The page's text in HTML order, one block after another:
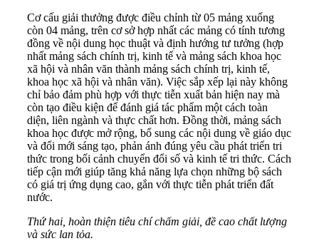
Cơ cấu giải thưởng được điều chỉnh từ 05 mảng xuống
còn 04 mảng, trên cơ sở hợp nhất các mảng có tính tương
đồng về nội dung học thuật và định hướng tư tưởng (hợp
nhất mảng sách chính trị, kinh tế và mảng sách khoa học
xã hội và nhân văn thành mảng sách chính trị, kinh tế,
khoa học xã hội và nhân văn). Việc sắp xếp lại này không
chỉ bảo đảm phù hợp với thực tiễn xuất bản hiện nay mà
còn tạo điều kiện để đánh giá tác phẩm một cách toàn
diện, liên ngành và thực chất hơn. Đồng thời, mảng sách
khoa học được mở rộng, bổ sung các nội dung về giáo dục
và đổi mới sáng tạo, phản ánh đúng yêu cầu phát triển tri
thức trong bối cảnh chuyển đổi số và kinh tế tri thức. Cách
tiếp cận mới giúp tăng khả năng lựa chọn những bộ sách
có giá trị ứng dụng cao, gắn với thực tiễn phát triển đất
nước.
Thứ hai, hoàn thiện tiêu chí chấm giải, đề cao chất lượng
và sức lan tỏa.